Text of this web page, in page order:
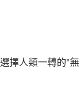
擇人類一轉的"無